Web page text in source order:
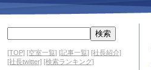
[TOP] [空室一覧] [記事一覧] [社長紹介]
[社長twitter] [検索ランキング]